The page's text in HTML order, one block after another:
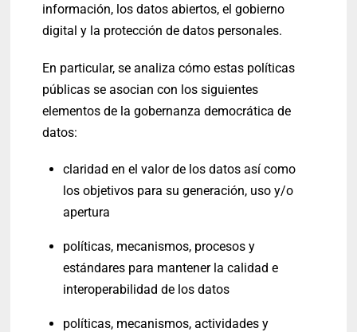
información, los datos abiertos, el gobierno
digital y la protección de datos personales.
En particular, se analiza cómo estas políticas
públicas se asocian con los siguientes
elementos de la gobernanza democrática de
datos:
claridad en el valor de los datos así como
los objetivos para su generación, uso y/o
apertura
políticas, mecanismos, procesos y
estándares para mantener la calidad e
interoperabilidad de los datos
políticas, mecanismos, actividades y